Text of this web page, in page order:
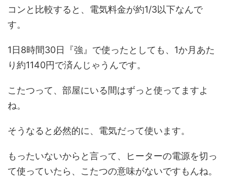
コンと比較すると、電気料金が約1/3以下なんで
す。
1日8時間30日『強』で使ったとしても、1か月あた
り約1140円で済んじゃうんです。
こたつって、部屋にいる間はずっと使ってますよ
ね。
そうなると必然的に、電気だって使います。
もったいないからと言って、ヒーターの電源を切っ
て使っていたら、こたつの意味がないですもんね。